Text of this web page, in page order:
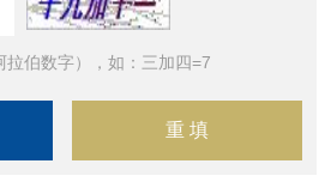
伯数字），如：三加四=7